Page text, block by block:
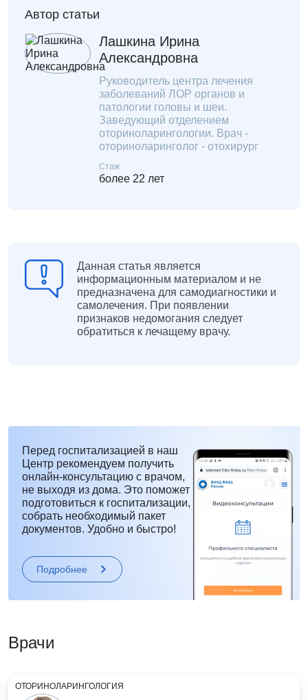
Автор статьи
Лашкина Ирина
Александровна
Руководитель центра лечения
заболеваний ЛОР органов и
патологии головы и шеи.
Заведующий отделением
оториноларингологии. Врач -
оториноларинголог - отохирург
Стаж
более 22 лет
Данная статья является
информационным материалом и не
предназначена для самодиагностики и
самолечения. При появлении
признаков недомогания следует
обратиться к лечащему врачу.
Перед госпитализацией в наш
Центр рекомендуем получить
онлайн-консультацию с врачом,
не выходя из дома. Это поможет
подготовиться к госпитализации,
собрать необходимый пакет
документов. Удобно и быстро!
Подробнее
Врачи
ОТОРИНОЛАРИНГОЛОГИЯ